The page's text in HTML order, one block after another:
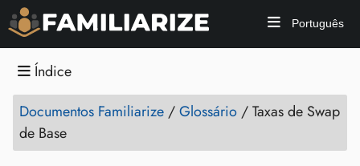
Português
Índice
Documentos Familiarize /Glossário /Taxas de Swap
de Base